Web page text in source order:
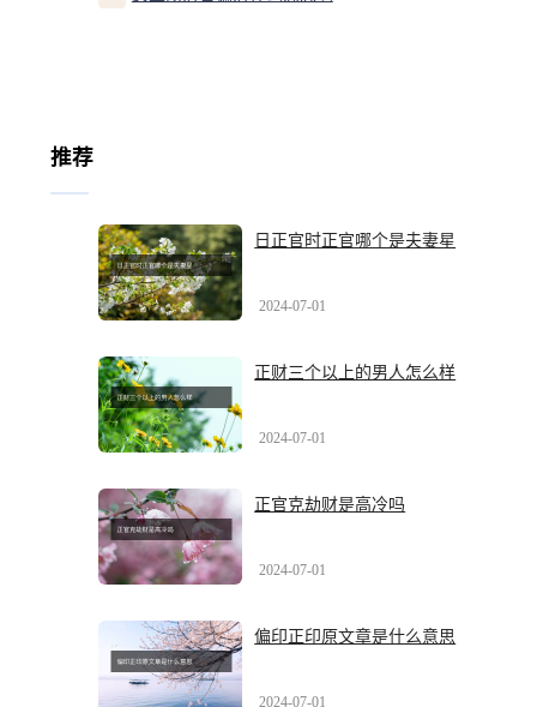
推荐
日正官时正官哪个是夫妻星
2024-07-01
正财三个以上的男人怎么样
2024-07-01
正官克劫财是高冷吗
2024-07-01
偏印正印原文章是什么意思
2024-07-01